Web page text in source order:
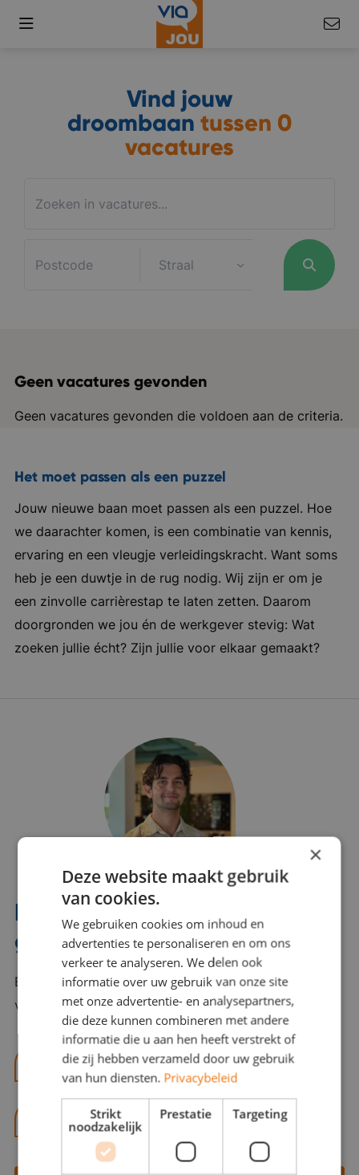
Vind jouw
droombaan tussen 0
vacatures
Geen vacatures gevonden
Geen vacatures gevonden die voldoen aan de criteria.
Het moet passen als een puzzel
Jouw nieuwe baan moet passen als een puzzel. Hoe
we daarachter komen, is een combinatie van kennis,
ervaring en een vleugje verleidingskracht. Want soms
heb je een duwtje in de rug nodig. Wij zijn er om je
een zinvolle carrièrestap te laten zetten. Daarom
doorgronden we jou én de werkgever stevig: Wat
zoeken jullie écht? Zijn jullie voor elkaar gemaakt?
Interesse? Benno helpt je
graag verder!
Bel of mail Benno met al jouw vragen. Benno staat
voor je klaar en helpt je graag!
benno@viajou.nl
06 13 28 62 71
×
Deze website maakt gebruik
van cookies.
We gebruiken cookies om inhoud en
advertenties te personaliseren en om ons
verkeer te analyseren. We delen ook
informatie over uw gebruik van onze site
met onze advertentie- en analysepartners,
die deze kunnen combineren met andere
informatie die u aan hen heeft verstrekt of
die zij hebben verzameld door uw gebruik
van hun diensten. Privacybeleid
Strikt
noodzakelijk
Prestatie Targeting